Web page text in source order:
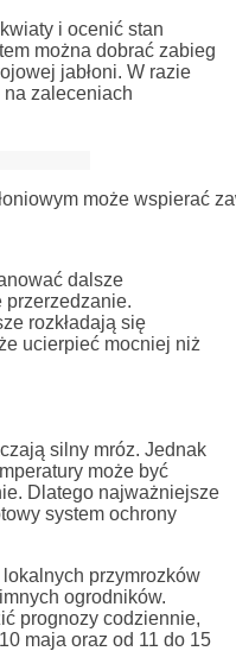
i ocenić stan
można dobrać zabieg
jabłoni. W razie
zaleceniach
może wspierać
dalsze
przerzedzanie.
rozkładają się
ucierpieć mocniej niż
silny mróz. Jednak
może być
Dlatego najważniejsze
system ochrony
przymrozków
ogrodników.
prognozy codziennie,
maja oraz od 11 do 15